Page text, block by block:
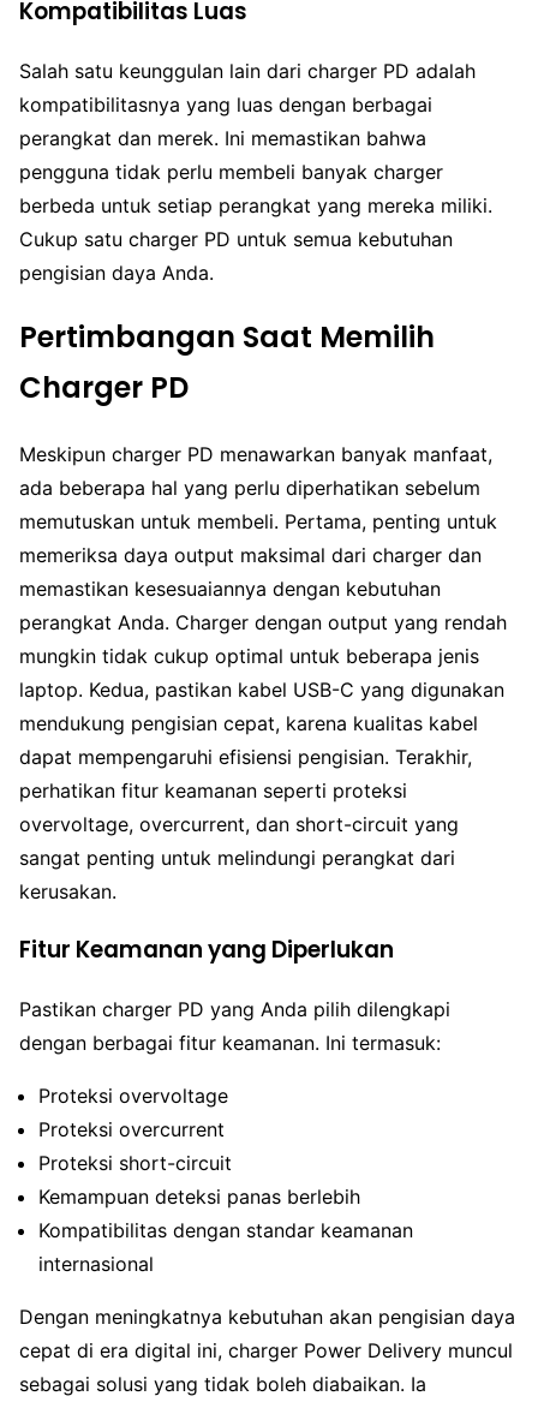
Kompatibilitas Luas
Salah satu keunggulan lain dari charger PD adalah
kompatibilitasnya yang luas dengan berbagai
perangkat dan merek. Ini memastikan bahwa
pengguna tidak perlu membeli banyak charger
berbeda untuk setiap perangkat yang mereka miliki.
Cukup satu charger PD untuk semua kebutuhan
pengisian daya Anda.
Pertimbangan Saat Memilih
Charger PD
Meskipun charger PD menawarkan banyak manfaat,
ada beberapa hal yang perlu diperhatikan sebelum
memutuskan untuk membeli. Pertama, penting untuk
memeriksa daya output maksimal dari charger dan
memastikan kesesuaiannya dengan kebutuhan
perangkat Anda. Charger dengan output yang rendah
mungkin tidak cukup optimal untuk beberapa jenis
laptop. Kedua, pastikan kabel USB-C yang digunakan
mendukung pengisian cepat, karena kualitas kabel
dapat mempengaruhi efisiensi pengisian. Terakhir,
perhatikan fitur keamanan seperti proteksi
overvoltage, overcurrent, dan short-circuit yang
sangat penting untuk melindungi perangkat dari
kerusakan.
Fitur Keamanan yang Diperlukan
Pastikan charger PD yang Anda pilih dilengkapi
dengan berbagai fitur keamanan. Ini termasuk:
Proteksi overvoltage
Proteksi overcurrent
Proteksi short-circuit
Kemampuan deteksi panas berlebih
Kompatibilitas dengan standar keamanan
internasional
Dengan meningkatnya kebutuhan akan pengisian daya
cepat di era digital ini, charger Power Delivery muncul
sebagai solusi yang tidak boleh diabaikan. Ia